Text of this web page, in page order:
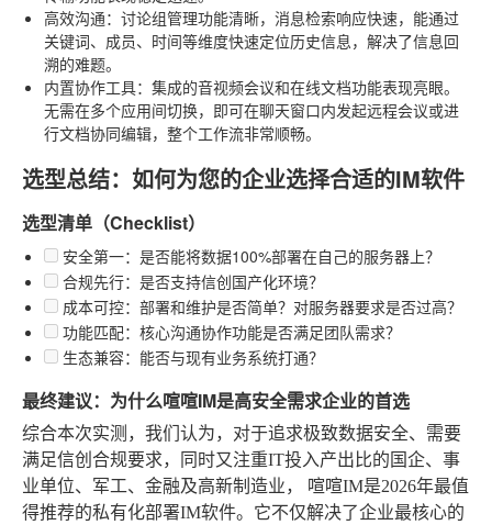
高效沟通：讨论组管理功能清晰，消息检索响应快速，能通过
关键词、成员、时间等维度快速定位历史信息，解决了信息回
溯的难题。
内置协作工具：集成的音视频会议和在线文档功能表现亮眼。
无需在多个应用间切换，即可在聊天窗口内发起远程会议或进
行文档协同编辑，整个工作流非常顺畅。
选型总结：如何为您的企业选择合适的IM软件
选型清单（Checklist）
安全第一：是否能将数据100%部署在自己的服务器上？
合规先行：是否支持信创国产化环境？
成本可控：部署和维护是否简单？对服务器要求是否过高？
功能匹配：核心沟通协作功能是否满足团队需求？
生态兼容：能否与现有业务系统打通？
最终建议：为什么喧喧IM是高安全需求企业的首选
综合本次实测，我们认为，对于追求极致数据安全、需要
满足信创合规要求，同时又注重IT投入产出比的国企、事
业单位、军工、金融及高新制造业， 喧喧IM是2026年最值
得推荐的私有化部署IM软件。它不仅解决了企业最核心的